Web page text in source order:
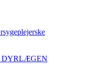
DYRLÆGEN